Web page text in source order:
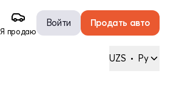
Я продаю
Войти Продать авто
UZS • Ру